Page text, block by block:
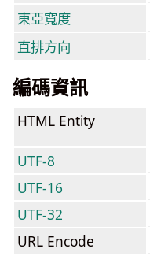
東亞寬度
直排方向
編碼資訊
HTML Entity
UTF-8
UTF-16
UTF-32
URL Encode